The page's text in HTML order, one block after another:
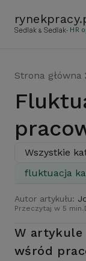
rynekpracy.
- HR
Strona główna
Fluktuacja kadr wśród
Wszystkie
fluktuacja
Autor artykułu:
Przeczytaj w 5 min.
W
wśród